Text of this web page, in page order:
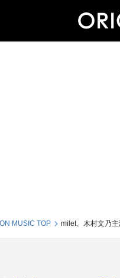
MUSIC TOP milet、木村文乃